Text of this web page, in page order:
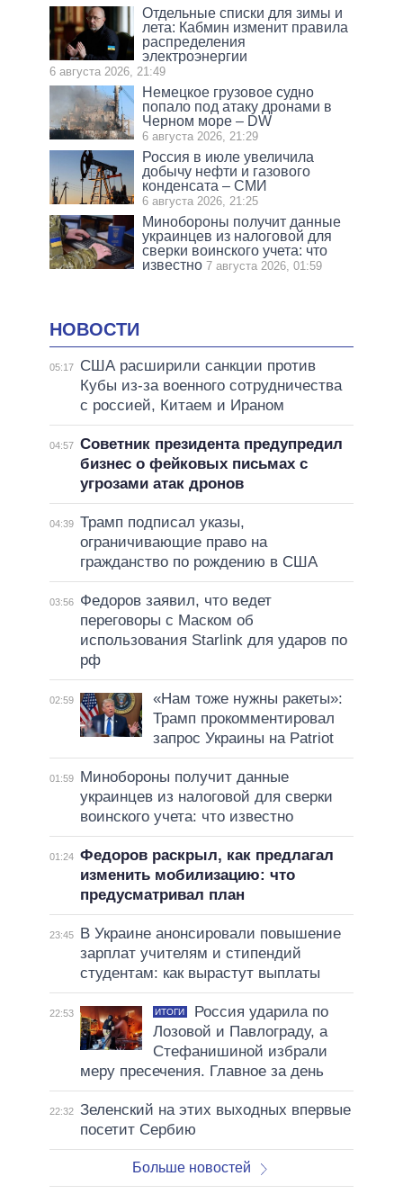
Отдельные списки для зимы и
лета: Кабмин изменит правила
распределения
электроэнергии
6 августа 2026, 21:49
Немецкое грузовое судно
попало под атаку дронами в
Черном море – DW
6 августа 2026, 21:29
Россия в июле увеличила
добычу нефти и газового
конденсата – СМИ
6 августа 2026, 21:25
Минобороны получит данные
украинцев из налоговой для
сверки воинского учета: что
известно 7 августа 2026, 01:59
НОВОСТИ
05:17
США расширили санкции против
Кубы из-за военного сотрудничества
с россией, Китаем и Ираном
04:57 Советник президента предупредил
бизнес о фейковых письмах с
угрозами атак дронов
04:39 Трамп подписал указы,
ограничивающие право на
гражданство по рождению в США
03:56
Федоров заявил, что ведет
переговоры с Маском об
использования Starlink для ударов по
рф
02:59
«Нам тоже нужны ракеты»:
Трамп прокомментировал
запрос Украины на Patriot
01:59
Минобороны получит данные
украинцев из налоговой для сверки
воинского учета: что известно
01:24 Федоров раскрыл, как предлагал
изменить мобилизацию: что
предусматривал план
23:45
В Украине анонсировали повышение
зарплат учителям и стипендий
студентам: как вырастут выплаты
22:53 ИТОГИ
Россия ударила по
Лозовой и Павлограду, а
Стефанишиной избрали
меру пресечения. Главное за день
22:32 Зеленский на этих выходных впервые
посетит Сербию
Больше новостей